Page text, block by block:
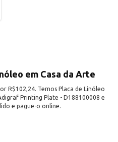
em Casa da Arte
R$102,24. Temos Placa de Linóleo
Printing Plate - D188100008 e
e pague-o online.